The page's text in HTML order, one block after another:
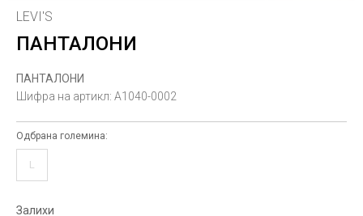
LEVI'S
ПАНТАЛОНИ
ПАНТАЛОНИ
Шифра на артикл: A1040-0002
Одбрана големина:
L
Залихи